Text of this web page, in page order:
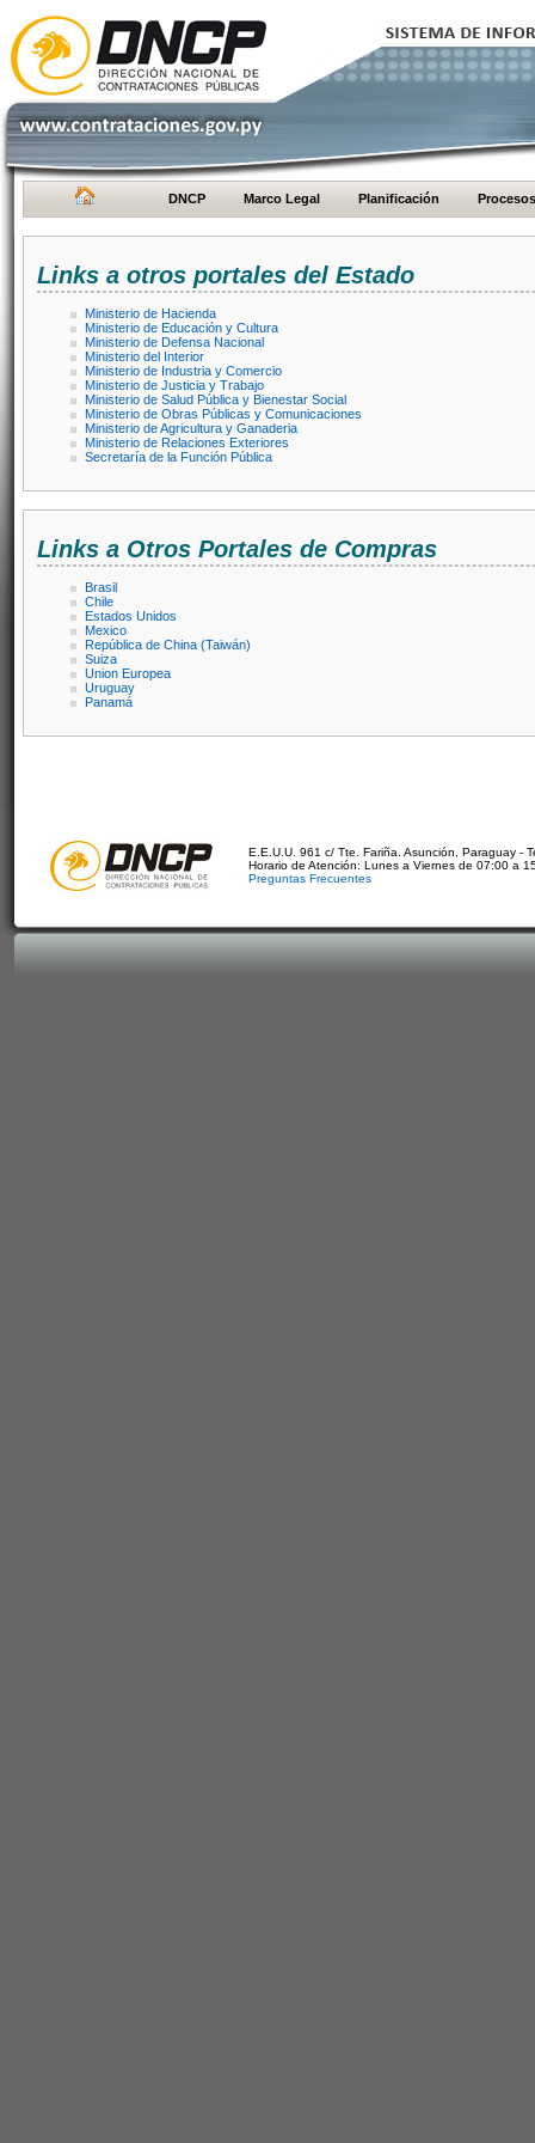
DNCP Marco Legal Planificación Procesos
Links a otros portales del Estado
Ministerio de Hacienda
Ministerio de Educación y Cultura
Ministerio de Defensa Nacional
Ministerio del Interior
Ministerio de Industria y Comercio
Ministerio de Justicia y Trabajo
Ministerio de Salud Pública y Bienestar Social
Ministerio de Obras Públicas y Comunicaciones
Ministerio de Agricultura y Ganaderia
Ministerio de Relaciones Exteriores
Secretaría de la Función Pública
Links a Otros Portales de Compras
Brasil
Chile
Estados Unidos
Mexico
República de China (Taiwán)
Suiza
Union Europea
Uruguay
Panamá
E.E.U.U. 961 c/ Tte. Fariña. Asunción, Paraguay -
Horario de Atención: Lunes a Viernes de 07:00 a
Preguntas Frecuentes